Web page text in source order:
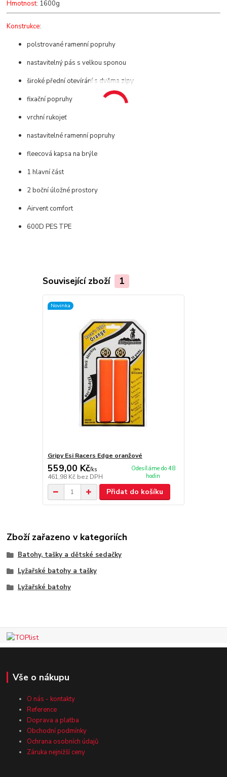
Hmotnost: 1600g
Konstrukce:
polstrované ramenní popruhy
nastavitelný pás s velkou sponou
široké přední otevírání s dvěma zipy
fixační popruhy
vrchní rukojeť
nastavitelné ramenní popruhy
fleecová kapsa na brýle
1 hlavní část
2 boční úložné prostory
Airvent comfort
600D PES TPE
Související zboží 1
Novinka
Gripy Esi Racers Edge oranžové
559,00 Kč/ks
461,98 Kč bez DPH
Odesíláme do 48
hodin
Přidat do košíku
Zboží zařazeno v kategoriích
Batohy, tašky a dětské sedačky
Lyžařské batohy a tašky
Lyžařské batohy
Vše o nákupu
O nás - kontakty
Reference
Doprava a platba
Obchodní podmínky
Ochrana osobních údajů
Záruka nejnižší ceny